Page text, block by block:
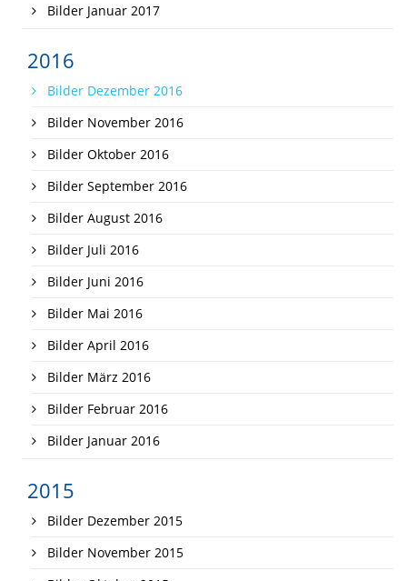
Bilder Januar 2017
2016
Bilder Dezember 2016
Bilder November 2016
Bilder Oktober 2016
Bilder September 2016
Bilder August 2016
Bilder Juli 2016
Bilder Juni 2016
Bilder Mai 2016
Bilder April 2016
Bilder März 2016
Bilder Februar 2016
Bilder Januar 2016
2015
Bilder Dezember 2015
Bilder November 2015